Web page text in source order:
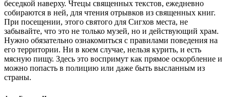
беседкой наверху. Чтецы священных текстов, ежедневно
собираются в ней, для чтения отрывков из священных книг.
При посещении, этого святого для Сигхов места, не
забывайте, что это не только музей, но и действующий храм.
Нужно обязательно ознакомиться с правилами поведения на
его территории. Ни в коем случае, нельзя курить, и есть
мясную пищу. Здесь это воспримут как прямое оскорбление и
можно попасть в полицию или даже быть высланным из
страны.